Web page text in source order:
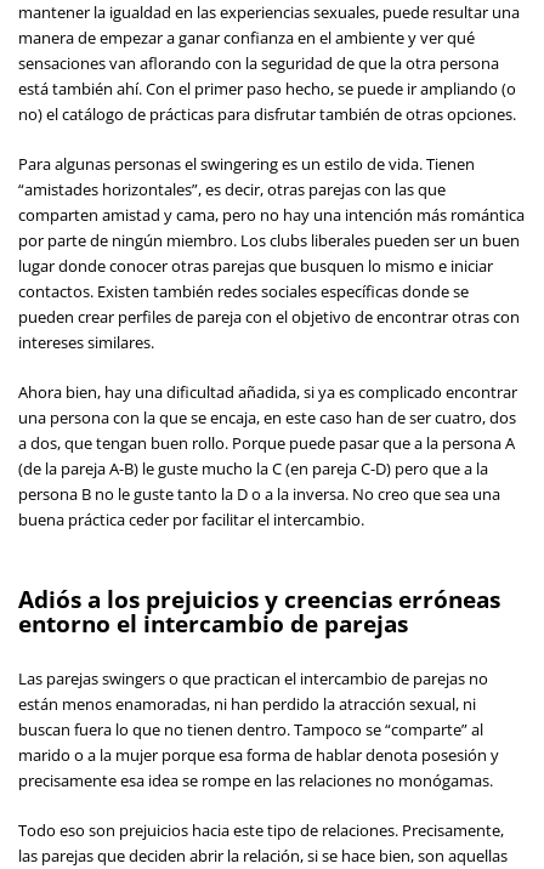
mantener la igualdad en las experiencias sexuales, puede resultar una
manera de empezar a ganar confianza en el ambiente y ver qué
sensaciones van aflorando con la seguridad de que la otra persona
está también ahí. Con el primer paso hecho, se puede ir ampliando (o
no) el catálogo de prácticas para disfrutar también de otras opciones.
Para algunas personas el swingering es un estilo de vida. Tienen
“amistades horizontales”, es decir, otras parejas con las que
comparten amistad y cama, pero no hay una intención más romántica
por parte de ningún miembro. Los clubs liberales pueden ser un buen
lugar donde conocer otras parejas que busquen lo mismo e iniciar
contactos. Existen también redes sociales específicas donde se
pueden crear perfiles de pareja con el objetivo de encontrar otras con
intereses similares.
Ahora bien, hay una dificultad añadida, si ya es complicado encontrar
una persona con la que se encaja, en este caso han de ser cuatro, dos
a dos, que tengan buen rollo. Porque puede pasar que a la persona A
(de la pareja A-B) le guste mucho la C (en pareja C-D) pero que a la
persona B no le guste tanto la D o a la inversa. No creo que sea una
buena práctica ceder por facilitar el intercambio.
Adiós a los prejuicios y creencias erróneas
entorno el intercambio de parejas
Las parejas swingers o que practican el intercambio de parejas no
están menos enamoradas, ni han perdido la atracción sexual, ni
buscan fuera lo que no tienen dentro. Tampoco se “comparte” al
marido o a la mujer porque esa forma de hablar denota posesión y
precisamente esa idea se rompe en las relaciones no monógamas.
Todo eso son prejuicios hacia este tipo de relaciones. Precisamente,
las parejas que deciden abrir la relación, si se hace bien, son aquellas